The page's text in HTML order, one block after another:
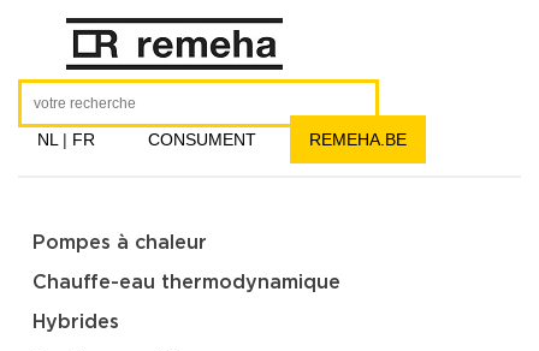
NL | FR CONSUMENT REMEHA.BE
Pompes à chaleur
Chauffe-eau thermodynamique
Hybrides